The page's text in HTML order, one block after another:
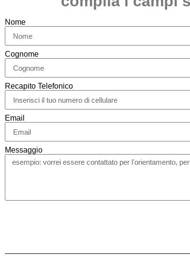
Nome
Cognome
Recapito Telefonico
Email
Messaggio